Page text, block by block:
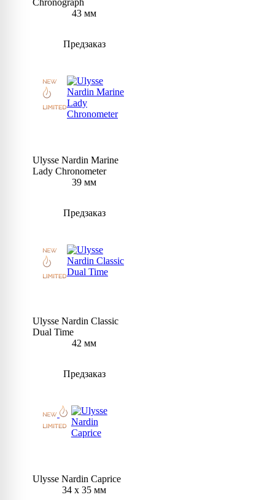
Chronograph
43 мм
Предзаказ
Ulysse Nardin Marine
Lady Chronometer
39 мм
Предзаказ
Ulysse Nardin Classic
Dual Time
42 мм
Предзаказ
Ulysse Nardin Caprice
34 x 35 мм